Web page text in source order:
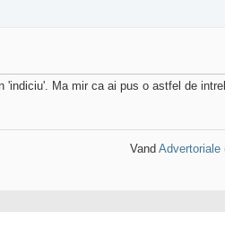
'indiciu'. Ma mir ca ai pus o astfel de
Vand Advertoriale